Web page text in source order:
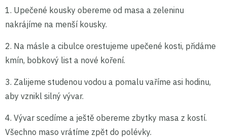
1. Upečené kousky obereme od masa a zeleninu
nakrájíme na menší kousky.
2. Na másle a cibulce orestujeme upečené kosti, přidáme
kmín, bobkový list a nové koření.
3. Zalijeme studenou vodou a pomalu vaříme asi hodinu,
aby vznikl silný vývar.
4. Vývar scedíme a ještě obereme zbytky masa z kostí.
Všechno maso vrátíme zpět do polévky.